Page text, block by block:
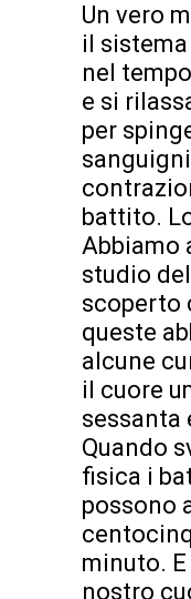
Un vero
il
nel
e si
per
battito.
Abbiamo
studio
scoperto
queste
alcune
il cuore
sessanta
Quando
fisica i
possono
minuto.
nostro